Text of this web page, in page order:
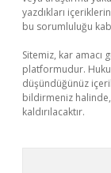
yazdıkları
bu sorumluluğu
Sitemiz, kar amacı
platformudur.
düşündüğünüz
bildirmeniz
kaldırılacaktır.